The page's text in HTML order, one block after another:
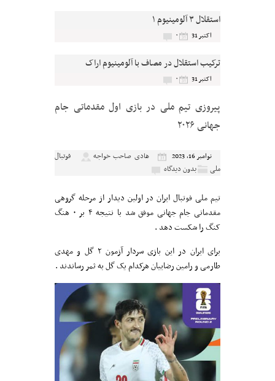
استقلال ۳ آلومینیوم ۱
اکتبر 31 ۰
ترکیب استقلال در مصاف با آلومینیوم اراک
اکتبر 31 ۰
پیروزی تیم ملی در بازی اول مقدماتی جام
جهانی ۲۰۲۶
نوامبر 16, 2023 هادی صاحب خواجه
فوتبال
ملی
بدون دیدگاه
تیم ملی فوتبال ایران در اولین دیدار از مرحله گروهی
مقدماتی جام جهانی موفق شد با نتیجه ۴ بر ۰ هنگ
کنگ را شکست دهد .
برای ایران در این بازی سردار آزمون ۲ گل و مهدی
طارمی و رامین رضاییان هرکدام یک گل به ثمر رساندند .